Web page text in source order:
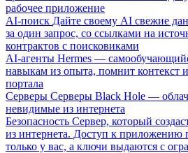
рабочее приложение
AI-поиск Дайте своему AI свежие
за один запрос, со ссылками на
контрактов с поисковиками
AI-агенты Hermes —
навыкам из опыта, помнит контекст
портала
Серверы Серверы Black Hole —
невидимые из интернета
Безопасность Сервер, который
из интернета. Доступ к приложению
только у вас, а ключи выдаются с